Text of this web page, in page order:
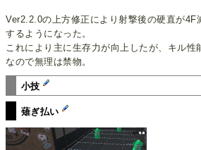
Ver2.2.0の上方修正により射撃後の硬直が4F
するようになった。
これにより主に生存力が向上したが、キル
なので無理は禁物。
小技
薙ぎ払い